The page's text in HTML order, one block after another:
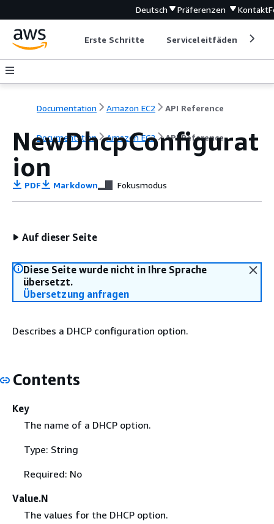
Deutsch Präferenzen Kontakt
Erste Schritte Serviceleitfäden
Documentation Amazon EC2 API Reference
Documentation Amazon EC2 API Reference
NewDhcpConfigurat
ion
PDF Markdown Fokusmodus
Auf dieser Seite
Diese Seite wurde nicht in Ihre Sprache
übersetzt.
Übersetzung anfragen
Describes a DHCP configuration option.
Contents
Key
The name of a DHCP option.
Type: String
Required: No
Value.N
The values for the DHCP option.